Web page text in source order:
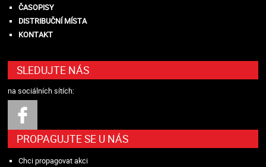
ČASOPISY
DISTRIBUČNÍ MÍSTA
KONTAKT
SLEDUJTE NÁS
na sociálních sítích:
PROPAGUJTE SE U NÁS
Chci propagovat akci